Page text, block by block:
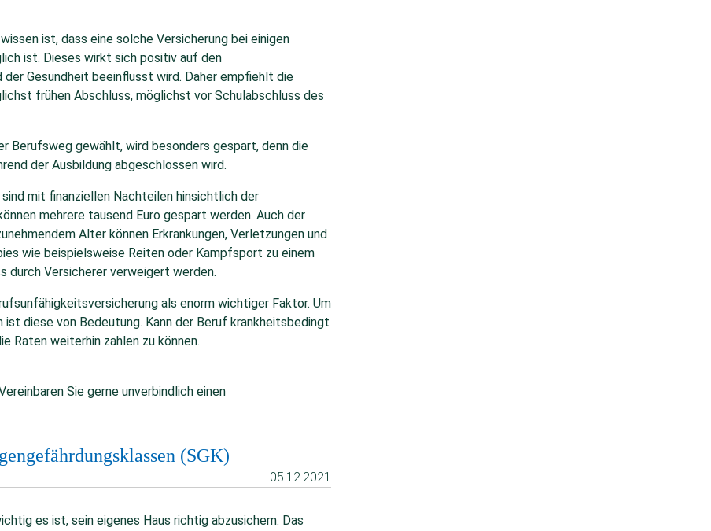
ist, dass eine solche Versicherung bei einigen
ist. Dieses wirkt sich positiv auf den
Gesundheit beeinflusst wird. Daher empfiehlt die
frühen Abschluss, möglichst vor Schulabschluss des
Berufsweg gewählt, wird besonders gespart, denn die
der Ausbildung abgeschlossen wird.
mit finanziellen Nachteilen hinsichtlich der
mehrere tausend Euro gespart werden. Auch der
Alter können Erkrankungen, Verletzungen und
wie beispielsweise Reiten oder Kampfsport zu einem
durch Versicherer verweigert werden.
als enorm wichtiger Faktor. Um
diese von Bedeutung. Kann der Beruf krankheitsbedingt
Raten weiterhin zahlen zu können.
Sie gerne unverbindlich einen
(SGK)
05.12.2021
es ist, sein eigenes Haus richtig abzusichern. Das